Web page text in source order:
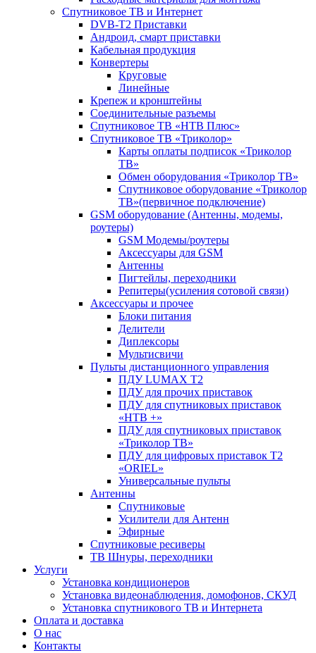
Спутниковое ТВ и Интернет
DVB-Т2 Приставки
Андроид, смарт приставки
Кабельная продукция
Конвертеры
Круговые
Линейные
Крепеж и кронштейны
Соединительные разъемы
Спутниковое ТВ «НТВ Плюс»
Спутниковое ТВ «Триколор»
Карты оплаты подписок «Триколор
ТВ»
Обмен оборудования «Триколор ТВ»
Спутниковое оборудование «Триколор
ТВ»(первичное подключение)
GSM оборудование (Антенны, модемы,
роутеры)
GSM Модемы/роутеры
Аксессуары для GSM
Антенны
Пигтейлы, переходники
Репитеры(усиления сотовой связи)
Аксессуары и прочее
Блоки питания
Делители
Диплексоры
Мультисвичи
Пульты дистанционного управления
ПДУ LUMAX Т2
ПДУ для прочих приставок
ПДУ для спутниковых приставок
«НТВ +»
ПДУ для спутниковых приставок
«Триколор ТВ»
ПДУ для цифровых приставок Т2
«ORIEL»
Универсальные пульты
Антенны
Спутниковые
Усилители для Антенн
Эфирные
Спутниковые ресиверы
ТВ Шнуры, переходники
Услуги
Установка кондиционеров
Установка видеонаблюдения, домофонов, СКУД
Установка спутникового ТВ и Интернета
Оплата и доставка
О нас
Контакты